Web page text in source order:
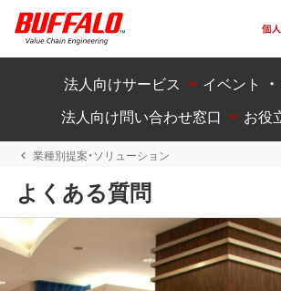
法人向けサービス
イベント
法人向け問い合わせ窓口
お役
業種別提案・ソリューション
よくある質問